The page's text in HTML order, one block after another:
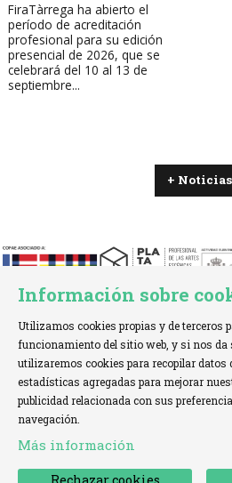
FiraTàrrega ha abierto el
período de acreditación
profesional para su edición
presencial de 2026, que se
celebrará del 10 al 13 de
septiembre...
+ Noticias
TELÉFONO:+34 621 00 65 08 |
Sitemap | Aviso Legal
Declaración de accesibilidad
Información sobre
Utilizamos cookies propias y de terceros
funcionamiento del sitio web, y si nos
utilizaremos cookies para recopilar datos
estadísticas agregadas para mejorar
publicidad relacionada con sus
navegación.
Más información
Rechazar cookies